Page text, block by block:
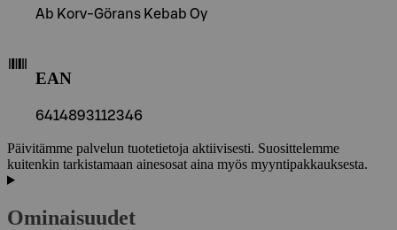
Ab Korv-Görans Kebab Oy
EAN
6414893112346
Päivitämme palvelun tuotetietoja aktiivisesti. Suosittelemme
kuitenkin tarkistamaan ainesosat aina myös myyntipakkauksesta.
Ominaisuudet